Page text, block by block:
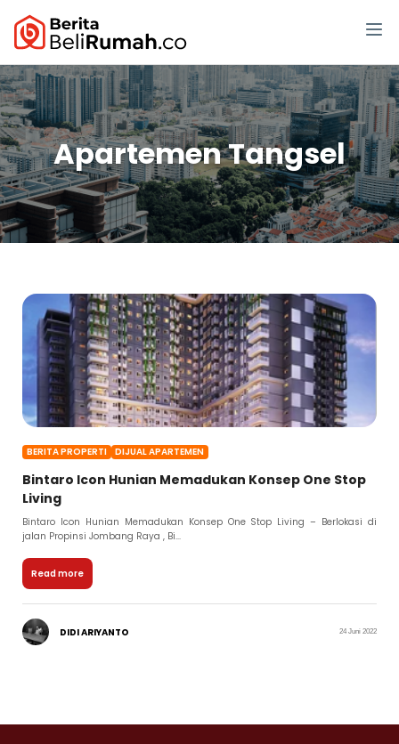
Apartemen Tangsel
BERITA PROPERTI DIJUAL APARTEMEN
Bintaro Icon Hunian Memadukan Konsep One Stop
Living
Bintaro Icon Hunian Memadukan Konsep One Stop Living – Berlokasi di
jalan Propinsi Jombang Raya , Bi...
Read more
DIDI ARIYANTO 24 Juni 2022